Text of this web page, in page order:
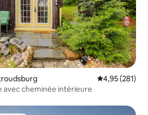
Évaluation
4,95 (281)
avec cheminée intérieure